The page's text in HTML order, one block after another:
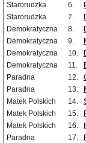
Starorudzka
6.
Starorudzka
7.
Demokratyczna
8.
Demokratyczna
9.
Demokratyczna
10.
Demokratyczna
11.
Paradna
12.
Paradna
13.
Matek Polskich
14.
Matek Polskich
15.
Matek Polskich
16.
Paradna
17.